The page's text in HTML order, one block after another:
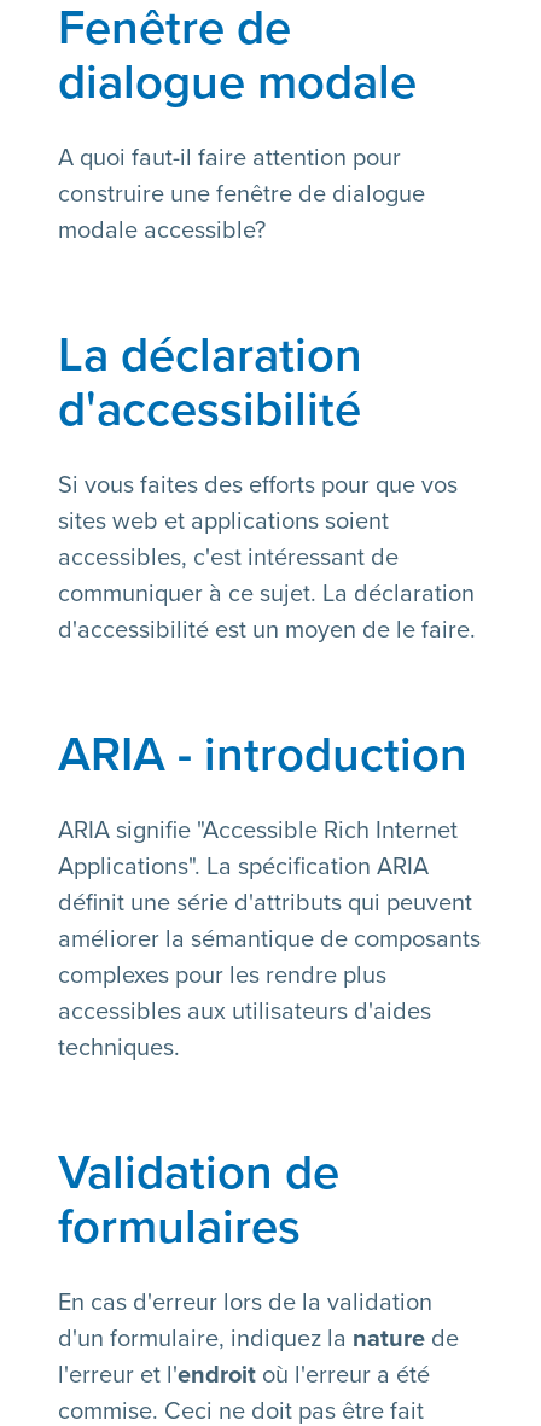
Fenêtre de
dialogue modale
A quoi faut-il faire attention pour
construire une fenêtre de dialogue
modale accessible?
La déclaration
d'accessibilité
Si vous faites des efforts pour que vos
sites web et applications soient
accessibles, c'est intéressant de
communiquer à ce sujet. La déclaration
d'accessibilité est un moyen de le faire.
ARIA - introduction
ARIA signifie "Accessible Rich Internet
Applications". La spécification ARIA
définit une série d'attributs qui peuvent
améliorer la sémantique de composants
complexes pour les rendre plus
accessibles aux utilisateurs d'aides
techniques.
Validation de
formulaires
En cas d'erreur lors de la validation
d'un formulaire, indiquez la nature de
l'erreur et l'endroit où l'erreur a été
commise. Ceci ne doit pas être fait